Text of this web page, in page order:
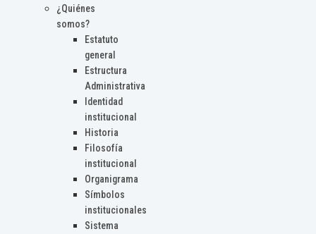
¿Quiénes
somos?
Estatuto
general
Estructura
Administrativa
Identidad
institucional
Historia
Filosofía
institucional
Organigrama
Símbolos
institucionales
Sistema